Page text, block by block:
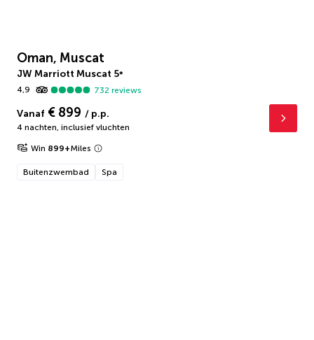
Oman, Muscat
JW Marriott Muscat 5*
4,9
732 reviews
Vanaf € 899 / p.p.
4 nachten, inclusief vluchten
Win 899+Miles
Buitenzwembad Spa